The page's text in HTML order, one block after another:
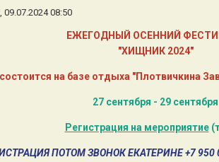
, 09.07.2024 08:50
ЕЖЕГОДНЫЙ ОСЕННИЙ
"ХИЩНИК 2024"
состоится на базе отдыха "Плотвичкина
27 сентября - 29 сентября
Регистрация на мероприятие
ПОТОМ ЗВОНОК ЕКАТЕРИНЕ +7 950